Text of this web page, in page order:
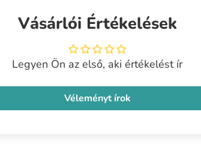
Vásárlói Értékelések
Legyen Ön az első, aki értékelést ír
Véleményt írok